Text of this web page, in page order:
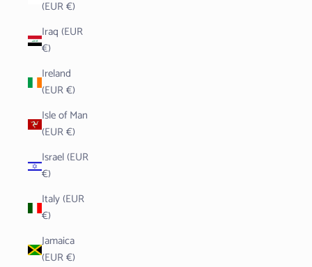
(EUR €)
Iraq (EUR
€)
Ireland
(EUR €)
Isle of Man
(EUR €)
Israel (EUR
€)
Italy (EUR
€)
Jamaica
(EUR €)